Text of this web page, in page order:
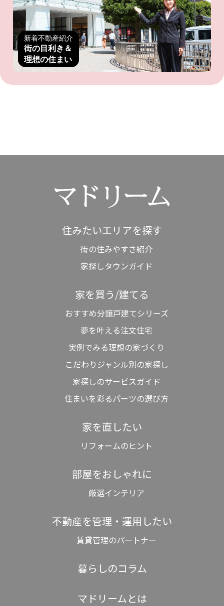
新着不動産紹介
街の目利き＆
理想の住まい
住みたいエリアを探す
街の住みやすさ紹介
家探しタウンガイド
家を買う/建てる
おすすめ分譲戸建てシリーズ
夢を叶える注文住宅
実例でみる理想の家づくり
こだわりジャンル別の家探し
家探しのサービスガイド
住まいを彩るパーツの選び方
家を直したい
リフォームのヒント
部屋をおしゃれに
厳選インテリア
不動産を管理・運用したい
賃貸管理のパートナー
暮らしのコラム
マドリームとは